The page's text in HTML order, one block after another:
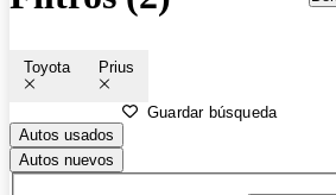
Toyota Prius
Guardar búsqueda
Autos usados
Autos nuevos